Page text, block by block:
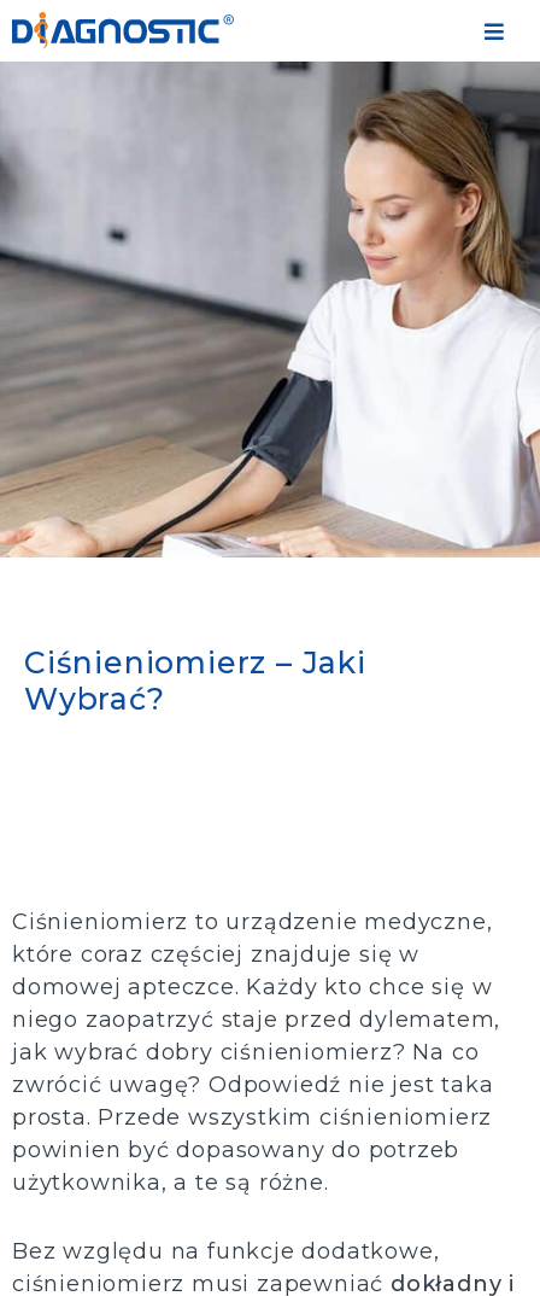
Ciśnieniomierz – Jaki
Wybrać?
Ciśnieniomierz to urządzenie medyczne,
które coraz częściej znajduje się w
domowej apteczce. Każdy kto chce się w
niego zaopatrzyć staje przed dylematem,
jak wybrać dobry ciśnieniomierz? Na co
zwrócić uwagę? Odpowiedź nie jest taka
prosta. Przede wszystkim ciśnieniomierz
powinien być dopasowany do potrzeb
użytkownika, a te są różne.
Bez względu na funkcje dodatkowe,
ciśnieniomierz musi zapewniać dokładny i